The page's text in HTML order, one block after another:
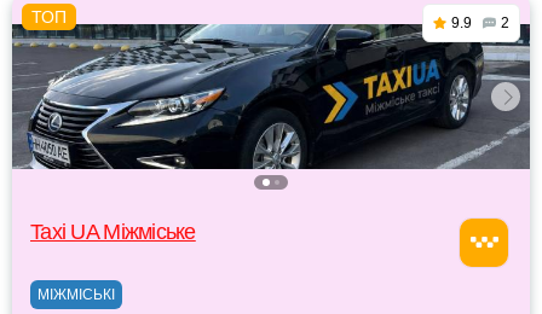
9.9 2
Taxi UA Міжміське
МІЖМІСЬКІ